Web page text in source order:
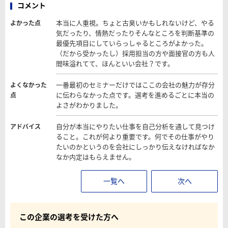
コメント
よかった点
本当に人重視。ちょと古臭いかもしれないけど、やる
気だったり、情熱だったりそんなところを判断基準の
最優先項目にしていらっしゃるところがよかった。
（だから受かったし）採用担当の方や面接官の方も人
間味溢れてて、ほんといい会社？です。
よくなかった
点
一番最初のセミナーだけではここの会社の魅力が存分
に伝わらなかった点です。選考を進めるごとに本当の
よさがわかりました。
アドバイス
自分が本当にやりたい仕事を自己分析を通して見つけ
ること。これが何より重要です。何でその仕事がやり
たいのかというのを会社にしっかり伝えなければなか
なか内定はもらえません。
一覧へ 次へ
この企業の選考を受けた方へ